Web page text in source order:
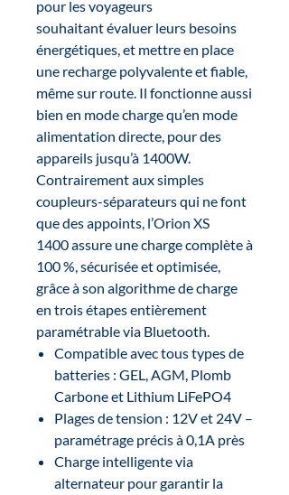
pour les voyageurs
souhaitant évaluer leurs besoins
énergétiques, et mettre en place
une recharge polyvalente et fiable,
même sur route. Il fonctionne aussi
bien en mode charge qu’en mode
alimentation directe, pour des
appareils jusqu’à 1400W.
Contrairement aux simples
coupleurs-séparateurs qui ne font
que des appoints, l’Orion XS
1400 assure une charge complète à
100 %, sécurisée et optimisée,
grâce à son algorithme de charge
en trois étapes entièrement
paramétrable via Bluetooth.
Compatible avec tous types de
batteries : GEL, AGM, Plomb
Carbone et Lithium LiFePO4
Plages de tension : 12V et 24V –
paramétrage précis à 0,1A près
Charge intelligente via
alternateur pour garantir la